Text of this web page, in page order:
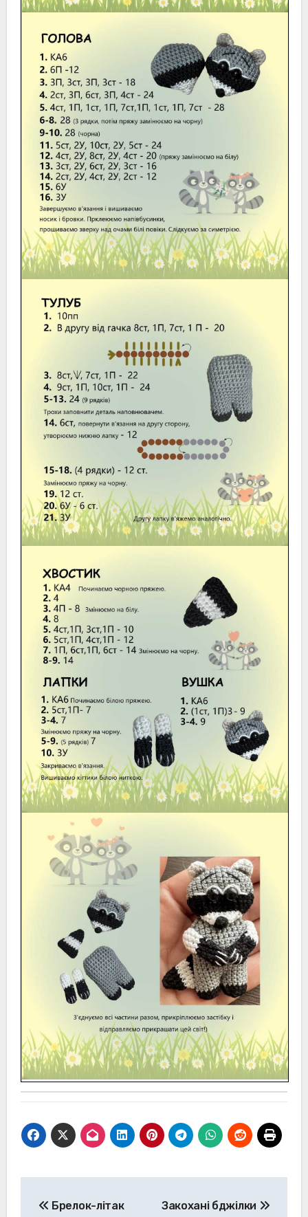
Брелок-літак
Закохані бджілки